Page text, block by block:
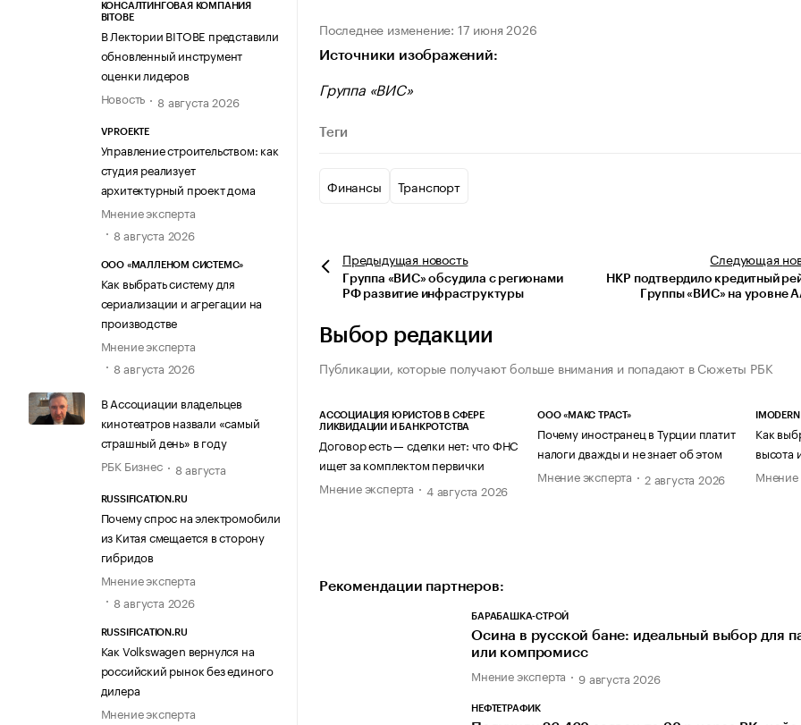
КОНСАЛТИНГОВАЯ КОМПАНИЯ
BITOBE
В Лектории BITOBE представили
обновленный инструмент
оценки лидеров
Новость
8 августа 2026
VPROEKTE
Управление строительством: как
студия реализует
архитектурный проект дома
Мнение эксперта
8 августа 2026
ООО «МАЛЛЕНОМ СИСТЕМС»
Как выбрать систему для
сериализации и агрегации на
производстве
Мнение эксперта
8 августа 2026
В Ассоциации владельцев
кинотеатров назвали «самый
страшный день» в году
РБК Бизнес
8 августа
RUSSIFICATION.RU
Почему спрос на электромобили
из Китая смещается в сторону
гибридов
Мнение эксперта
8 августа 2026
RUSSIFICATION.RU
Как Volkswagen вернулся на
российский рынок без единого
дилера
Мнение эксперта
Последнее изменение: 17 июня 2026
Источники изображений:
Группа «ВИС»
Теги
Финансы Транспорт
Предыдущая новость
Группа «ВИС» обсудила с регионами
РФ развитие инфраструктуры
Следующая
НКР подтвердило кредитный
Группы «ВИС» на уровне
Выбор редакции
Публикации, которые получают больше внимания и попадают в Сюжеты РБК
АССОЦИАЦИЯ ЮРИСТОВ В СФЕРЕ
ЛИКВИДАЦИИ И БАНКРОТСТВА
Договор есть — сделки нет: что ФНС
ищет за комплектом первички
Мнение эксперта
4 августа 2026
ООО «МАКС ТРАСТ»
Почему иностранец в Турции платит
налоги дважды и не знает об этом
Мнение эксперта
2 августа 2026
IMODERN
Как
высота
Мнение
Рекомендации партнеров:
БАРАБАШКА-СТРОЙ
Осина в русской бане: идеальный выбор для
или компромисс
Мнение эксперта 9 августа 2026
НЕФТЕТРАФИК